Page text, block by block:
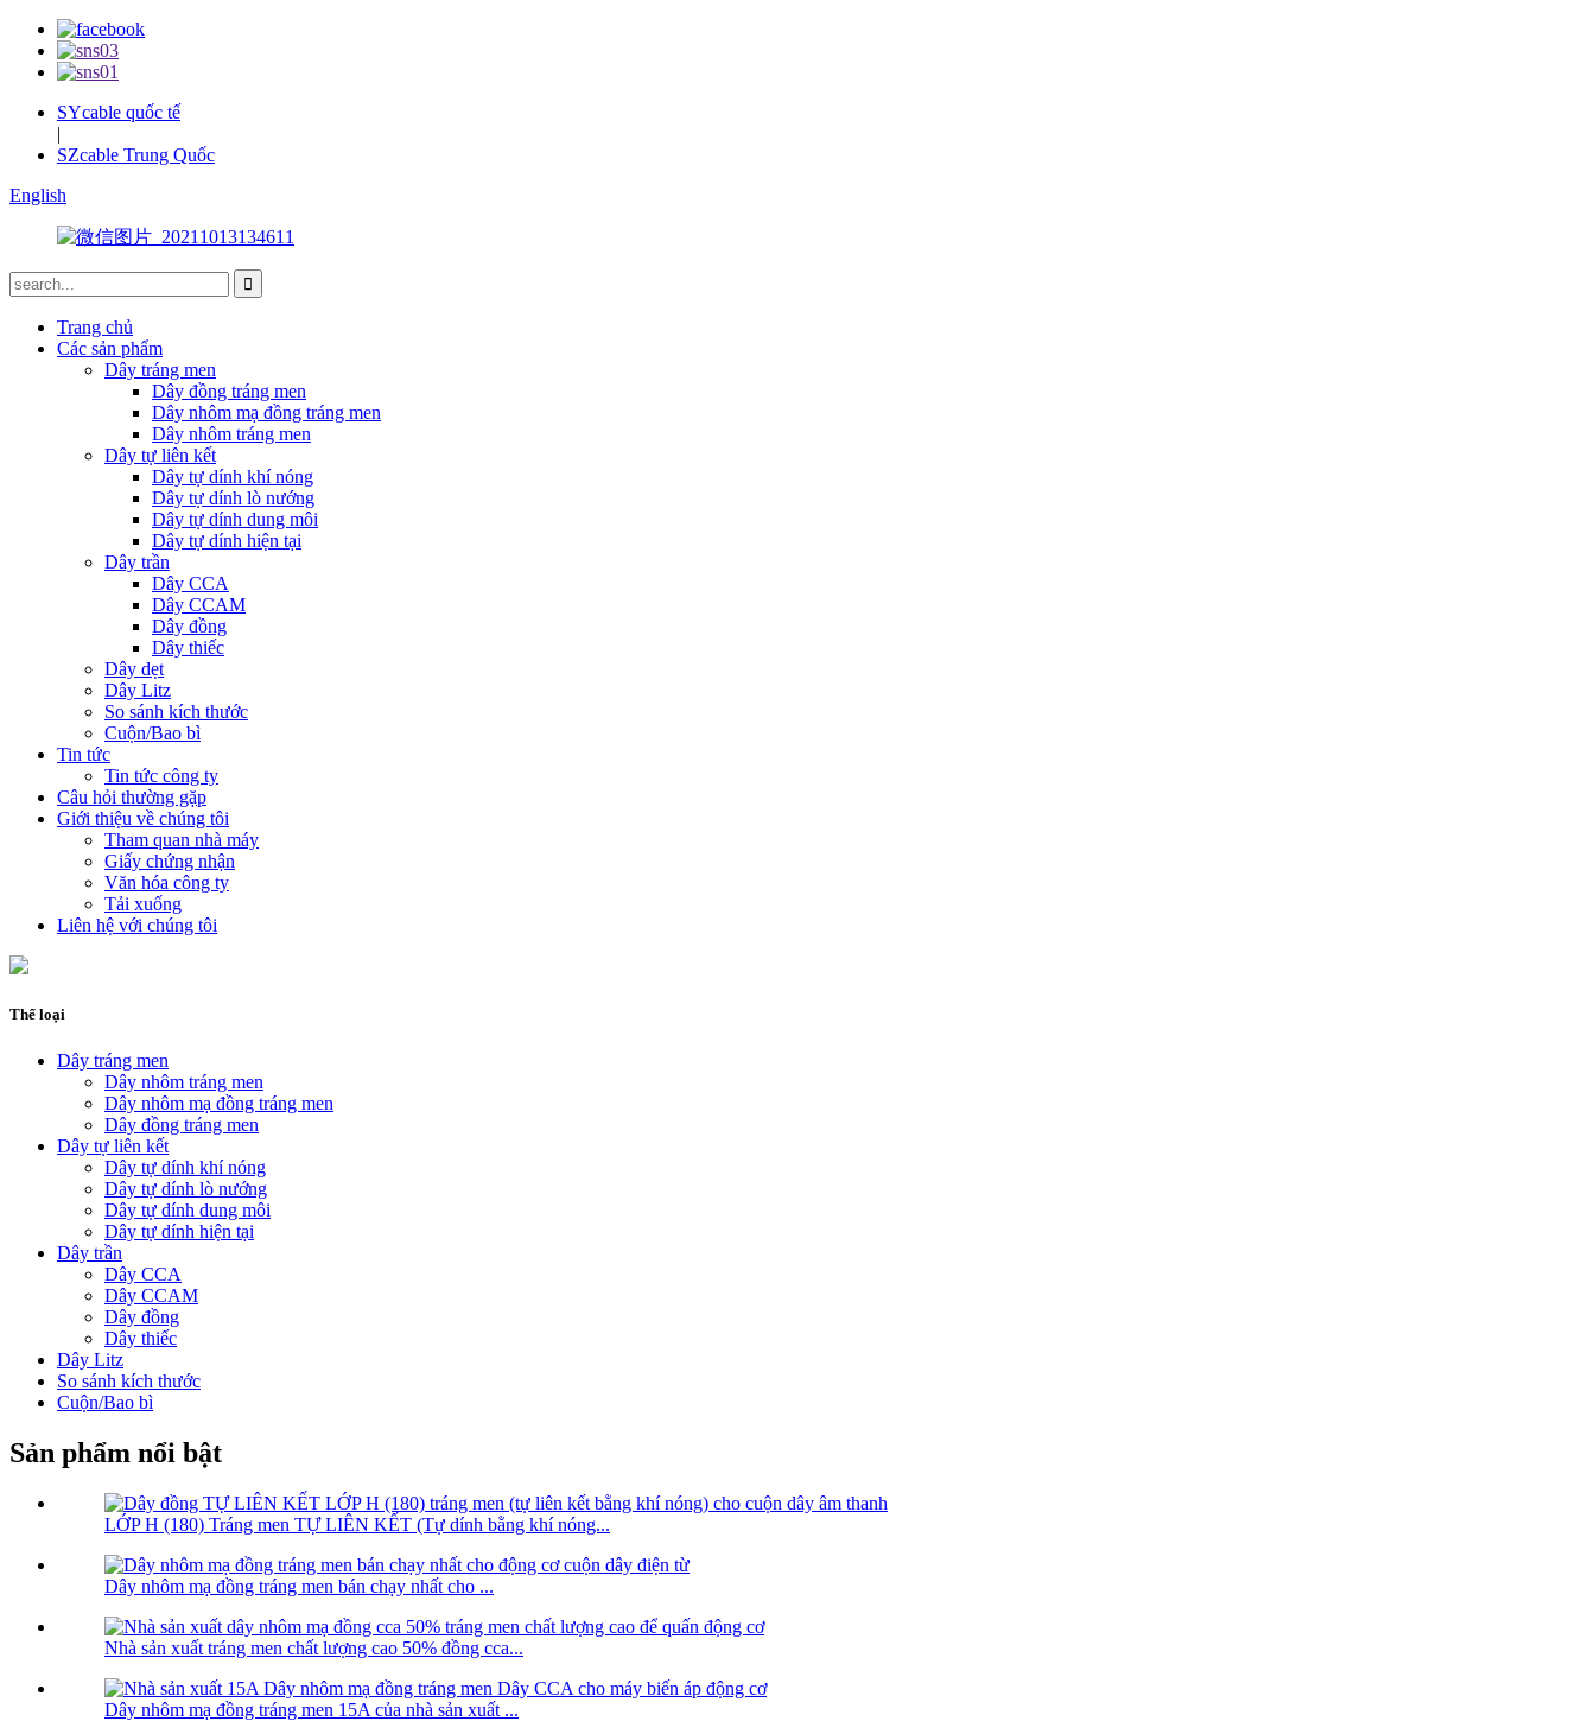
SYcable quốc tế
|
SZcable Trung Quốc
English
Trang chủ
Các sản phẩm
Dây tráng men
Dây đồng tráng men
Dây nhôm mạ đồng tráng men
Dây nhôm tráng men
Dây tự liên kết
Dây tự dính khí nóng
Dây tự dính lò nướng
Dây tự dính dung môi
Dây tự dính hiện tại
Dây trần
Dây CCA
Dây CCAM
Dây đồng
Dây thiếc
Dây dẹt
Dây Litz
So sánh kích thước
Cuộn/Bao bì
Tin tức
Tin tức công ty
Câu hỏi thường gặp
Giới thiệu về chúng tôi
Tham quan nhà máy
Giấy chứng nhận
Văn hóa công ty
Tải xuống
Liên hệ với chúng tôi
Thể loại
Dây tráng men
Dây nhôm tráng men
Dây nhôm mạ đồng tráng men
Dây đồng tráng men
Dây tự liên kết
Dây tự dính khí nóng
Dây tự dính lò nướng
Dây tự dính dung môi
Dây tự dính hiện tại
Dây trần
Dây CCA
Dây CCAM
Dây đồng
Dây thiếc
Dây Litz
So sánh kích thước
Cuộn/Bao bì
Sản phẩm nổi bật
LỚP H (180) Tráng men TỰ LIÊN KẾT (Tự dính bằng khí nóng...
Dây nhôm mạ đồng tráng men bán chạy nhất cho ...
Nhà sản xuất tráng men chất lượng cao 50% đồng cca...
Dây nhôm mạ đồng tráng men 15A của nhà sản xuất ...